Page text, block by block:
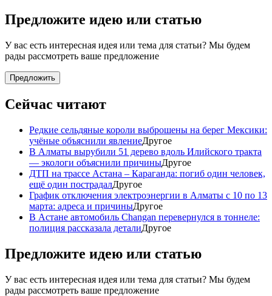
Предложите идею или статью
У вас есть интересная идея или тема для статьи? Мы будем
рады рассмотреть ваше предложение
Предложить
Сейчас читают
Редкие сельдяные короли выброшены на берег Мексики:
учёные объяснили явлениеДругое
В Алматы вырубили 51 дерево вдоль Илийского тракта
— экологи объяснили причиныДругое
ДТП на трассе Астана – Караганда: погиб один человек,
ещё один пострадалДругое
График отключения электроэнергии в Алматы с 10 по 13
марта: адреса и причиныДругое
В Астане автомобиль Changan перевернулся в тоннеле:
полиция рассказала деталиДругое
Предложите идею или статью
У вас есть интересная идея или тема для статьи? Мы будем
рады рассмотреть ваше предложение